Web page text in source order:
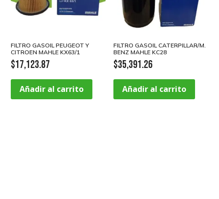
FILTRO GASOIL PEUGEOT Y
CITROEN MAHLE KX63/1
$17,123.87
Añadir al carrito
FILTRO GASOIL CATERPILLAR/M.
BENZ MAHLE KC28
$35,391.26
Añadir al carrito